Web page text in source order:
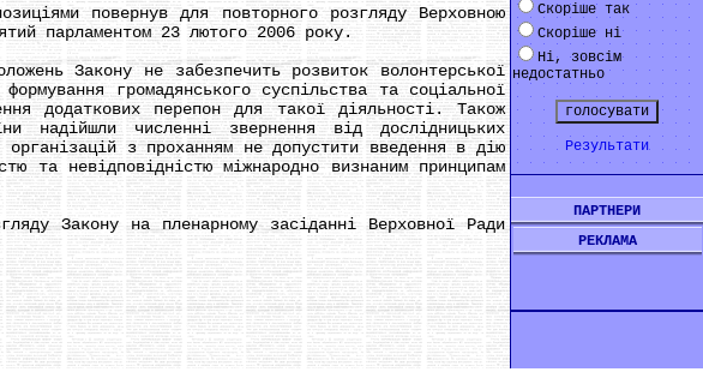
повернув для повторного розгляду Верховною
парламентом 23 лютого 2006 року.
Закону не забезпечить розвиток волонтерської
громадянського суспільства та соціальної
додаткових перепон для такої діяльності. Також
надійшли численні звернення від дослідницьких
з проханням не допустити введення в дію
та невідповідністю міжнародно визнаним принципам
Закону на пленарному засіданні Верховної Ради
Скоріше так
Скоріше ні
Ні, зовсім
недостатньо
Результати
ПАРТНЕРИ
РЕКЛАМА